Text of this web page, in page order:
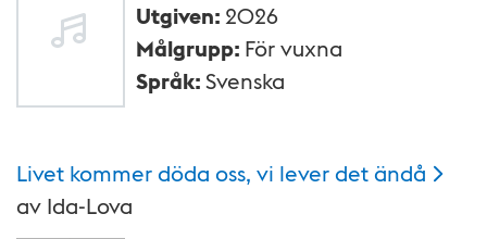
Utgiven: 2026
Målgrupp: För vuxna
Språk:Svenska
Livet kommer döda oss, vi lever detändå
av Ida-Lova